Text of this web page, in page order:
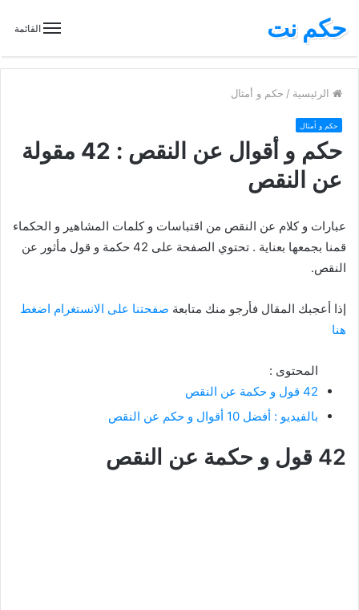
القائمة حكم نت
الرئيسية / حكم و أمثال
حكم و أمثال
حكم و أقوال عن النقص : 42 مقولة
عن النقص
عبارات و كلام عن النقص من اقتباسات و كلمات المشاهير و الحكماء
قمنا بجمعها بعناية . تحتوي الصفحة على 42 حكمة و قول مأثور عن
النقص.
إذا أعجبك المقال فأرجو منك متابعة صفحتنا على الانستغرام اضغط
هنا
المحتوى :
42 قول و حكمة عن النقص
بالفيديو : أفضل 10 أقوال و حكم عن النقص
42 قول و حكمة عن النقص